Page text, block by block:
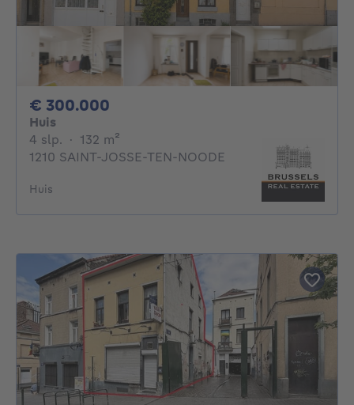
€ 300.000
Huis
4 slp. 4 slaapkamers
· 132 m²
1210 SAINT-JOSSE-TEN-NOODE
Huis